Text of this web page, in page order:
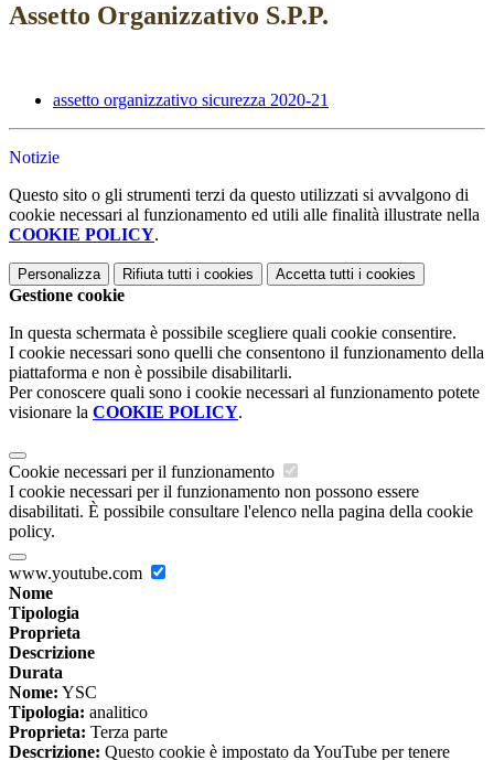
Assetto Organizzativo S.P.P.
assetto organizzativo sicurezza 2020-21
Notizie
Questo sito o gli strumenti terzi da questo utilizzati si avvalgono di
cookie necessari al funzionamento ed utili alle finalità illustrate nella
COOKIE POLICY.
Personalizza Rifiuta tutti i cookies Accetta tutti i cookies
Gestione cookie
In questa schermata è possibile scegliere quali cookie consentire.
I cookie necessari sono quelli che consentono il funzionamento della
piattaforma e non è possibile disabilitarli.
Per conoscere quali sono i cookie necessari al funzionamento potete
visionare la COOKIE POLICY.
Cookie necessari per il funzionamento
I cookie necessari per il funzionamento non possono essere
disabilitati. È possibile consultare l'elenco nella pagina della cookie
policy.
www.youtube.com
Nome
Tipologia
Proprieta
Descrizione
Durata
Nome: YSC
Tipologia: analitico
Proprieta: Terza parte
Descrizione: Questo cookie è impostato da YouTube per tenere